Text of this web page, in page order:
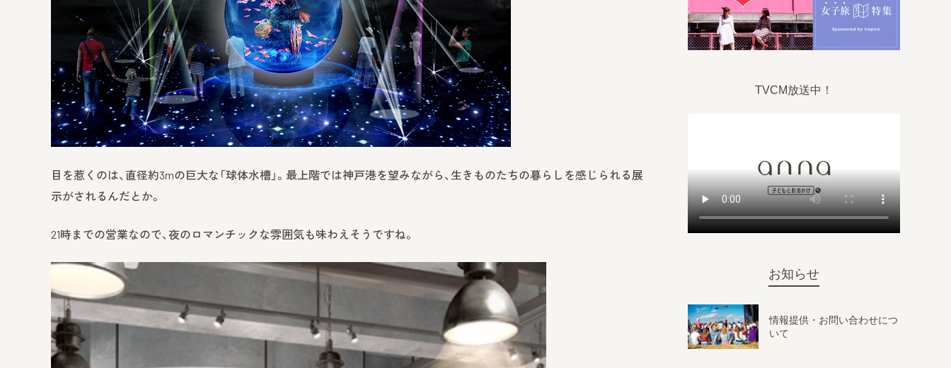
目を惹くのは、直径約3mの巨大な「球体水槽」。最上階では神戸港を望みながら、生きものたちの暮らしを感じられる展
示がされるんだとか。
21時までの営業なので、夜のロマンチックな雰囲気も味わえそうですね。
TVCM放送中！
お知らせ
情報提供・お問い合わせにつ
いて